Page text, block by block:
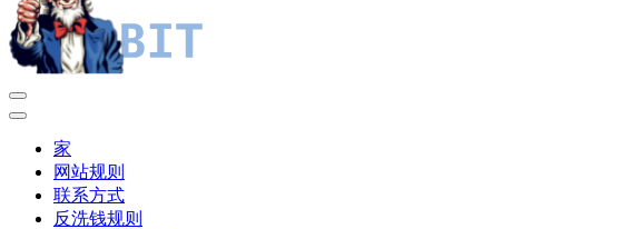
家
网站规则
联系方式
反洗钱规则